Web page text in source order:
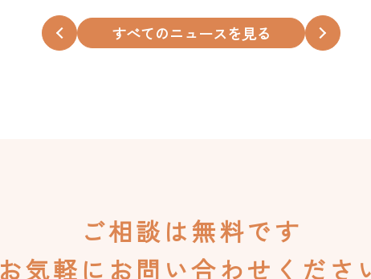
すべてのニュースを見る
ご相談は無料です
お気軽にお問い合わせくださ